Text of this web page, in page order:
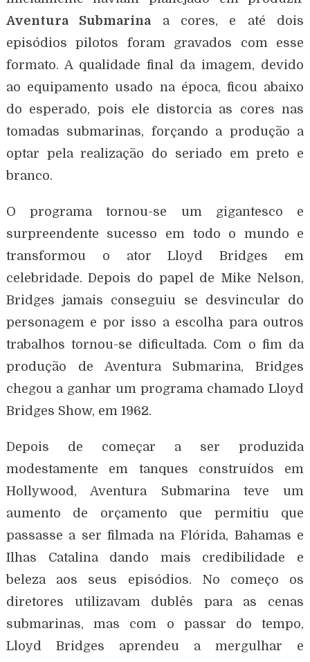
Aventura Submarina a cores, e até dois
episódios pilotos foram gravados com esse
formato. A qualidade final da imagem, devido
ao equipamento usado na época, ficou abaixo
do esperado, pois ele distorcia as cores nas
tomadas submarinas, forçando a produção a
optar pela realização do seriado em preto e
branco.
O programa tornou-se um gigantesco e
surpreendente sucesso em todo o mundo e
transformou o ator Lloyd Bridges em
celebridade. Depois do papel de Mike Nelson,
Bridges jamais conseguiu se desvincular do
personagem e por isso a escolha para outros
trabalhos tornou-se dificultada. Com o fim da
produção de Aventura Submarina, Bridges
chegou a ganhar um programa chamado Lloyd
Bridges Show, em 1962.
Depois de começar a ser produzida
modestamente em tanques construídos em
Hollywood, Aventura Submarina teve um
aumento de orçamento que permitiu que
passasse a ser filmada na Flórida, Bahamas e
Ilhas Catalina dando mais credibilidade e
beleza aos seus episódios. No começo os
diretores utilizavam dublês para as cenas
submarinas, mas com o passar do tempo,
Lloyd Bridges aprendeu a mergulhar e